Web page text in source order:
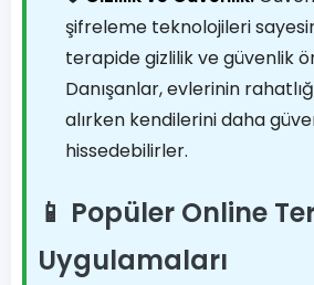
şifreleme teknolojileri
terapide gizlilik ve güvenlik
Danışanlar, evlerinin
alırken kendilerini daha
hissedebilirler.
📱 Popüler Online
Uygulamaları